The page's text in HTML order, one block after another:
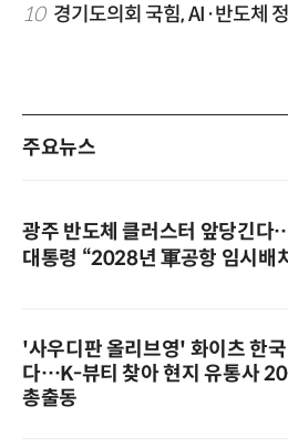
10 경기도의회 국힘, AI·반도체
주요뉴스
광주 반도체 클러스터 앞당긴
대통령 “2028년 軍공항 임시배
'사우디판 올리브영' 화이츠 한
다…K-뷰티 찾아 현지 유통사
총출동